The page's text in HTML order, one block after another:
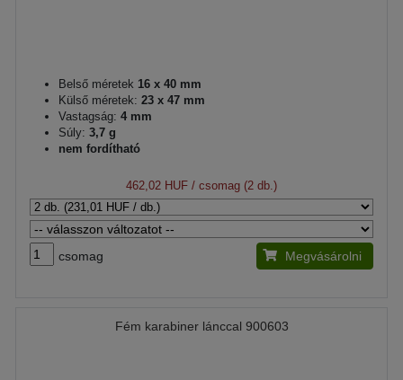
Belső méretek 16 x 40 mm
Külső méretek: 23 x 47 mm
Vastagság: 4 mm
Súly: 3,7 g
nem fordítható
462,02 HUF / csomag (2 db.)
csomag Megvásárolni
Fém karabiner lánccal 900603